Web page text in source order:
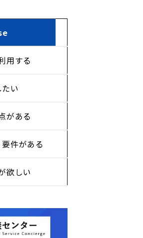
用する
い
がある
件がある
欲しい